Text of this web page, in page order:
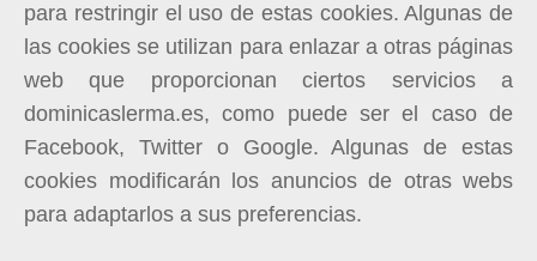
para restringir el uso de estas cookies. Algunas de
las cookies se utilizan para enlazar a otras páginas
web que proporcionan ciertos servicios a
dominicaslerma.es, como puede ser el caso de
Facebook, Twitter o Google. Algunas de estas
cookies modificarán los anuncios de otras webs
para adaptarlos a sus preferencias.